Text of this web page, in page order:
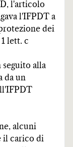
l'articolo
l'IFPDT a
dei
lett. c
alla
da un
alcuni
il carico di